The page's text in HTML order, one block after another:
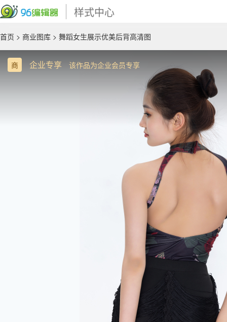
样式中心
首页 > 商业图库 > 舞蹈女生展示优美后背高清图
商 企业专享 该作品为企业会员专享